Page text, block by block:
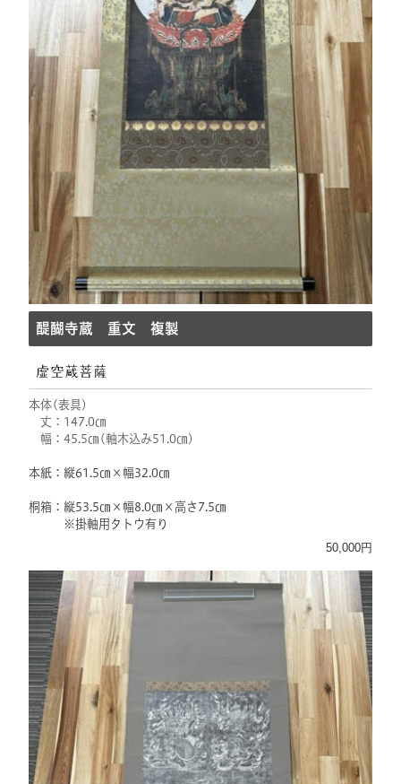
醍醐寺蔵 重文 複製
虚空蔵菩薩
本体(表具)
丈：147.0㎝
幅：45.5㎝(軸木込み51.0㎝)
本紙：縦61.5㎝×幅32.0㎝
桐箱：縦53.5㎝×幅8.0㎝×高さ7.5㎝
※掛軸用タトウ有り
50,000円